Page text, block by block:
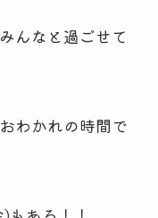
んなと過ごせて
わかれの時間で